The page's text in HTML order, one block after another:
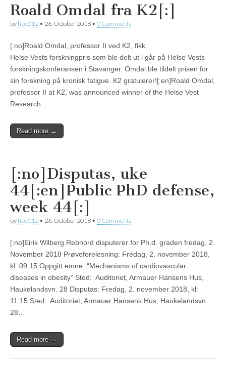
Roald Omdal fra K2[:]
by hbe012 • 26. October 2018 • 0 Comments
[:no]Roald Omdal, professor II ved K2, fikk
Helse Vests forskningpris som ble delt ut i går på Helse Vests
forskningskonferansen i Stavanger. Omdal ble tildelt prisen for
sin forskning på kronisk fatigue. K2 gratulerer![:en]Roald Omdal,
professor II at K2, was announced winner of the Helse Vest
Research…
Read more →
[:no]Disputas, uke
44[:en]Public PhD defense,
week 44[:]
by hbe012 • 26. October 2018 • 0 Comments
[:no]Eirik Wilberg Rebnord disputerer for Ph.d. graden fredag, 2.
November 2018 Prøveforelesning: Fredag, 2. november 2018,
kl: 09:15 Oppgitt emne: “Mechanisms of cardiovascular
diseases in obesity” Sted: Auditoriet, Armauer Hansens Hus,
Haukelandsvn. 28 Disputas: Fredag, 2. november 2018, kl:
11:15 Sted: Auditoriet, Armauer Hansens Hus, Haukelandsvn.
28…
Read more →